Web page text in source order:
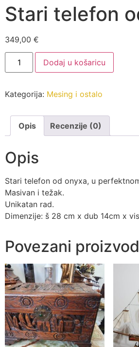
Stari telefon
349,00 €
Stari
telefon
od
Dodaj u košaricu
Kategorija: Mesing i ostalo
Opis Recenzije (0)
Opis
Stari telefon od onyxa, u
Masivan i težak.
Unikatan rad.
Dimenzije: š 28 cm x dub 14cm x
Povezani